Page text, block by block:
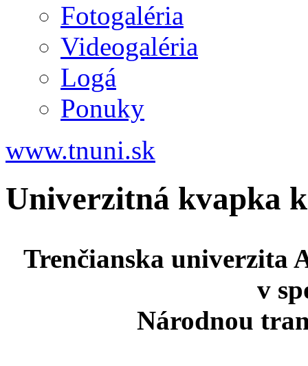
Fotogaléria
Videogaléria
Logá
Ponuky
www.tnuni.sk
Univerzitná kvapka
Trenčianska univerzita
v
Národnou